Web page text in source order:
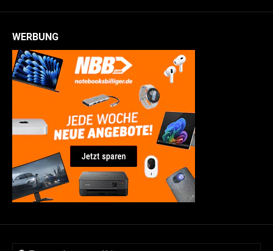
WERBUNG